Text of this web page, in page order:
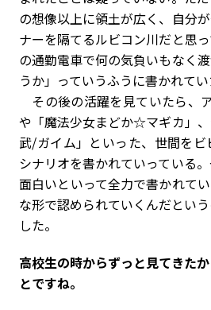
の想像以上に領土が広く、自分
ナーを隔てるルビコン川だと思
の通勤電車で何の気負いもなく
うか」っていうふうに書かれてい
その後の活躍を見ていたら、
や「魔法少女まどか☆マギカ」
武/ガイム」といった、世間を
シナリオを書かれていっている
面白いといって全力で書かれて
な形で認められていくんだとい
した。
――高校生の時からずっと見てきた
とですね。